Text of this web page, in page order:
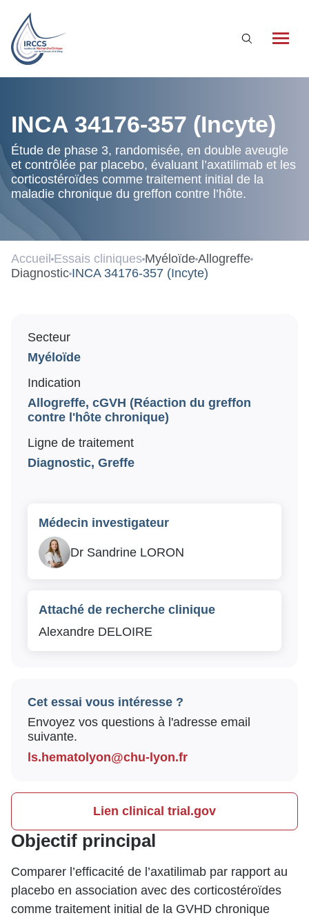
Nos partenaires
La recherche clinique à l’IRCCS
Essais cliniques
Soutenez notre recherche
INCA 34176-357 (Incyte)
Étude de phase 3, randomisée, en double aveugle
et contrôlée par placebo, évaluant l’axatilimab et les
corticostéroïdes comme traitement initial de la
maladie chronique du greffon contre l’hôte.
Accueil Essais cliniques Myéloïde Allogreffe
Diagnostic INCA 34176-357 (Incyte)
Objectif principal
Comparer l’efficacité de l’axatilimab par rapport au
placebo en association avec des corticostéroïdes
comme traitement initial de la GVHD chronique
Secteur
Myéloïde
Indication
Allogreffe, cGVH (Réaction du greffon
contre l'hôte chronique)
Ligne de traitement
Diagnostic, Greffe
Médecin investigateur
Dr Sandrine LORON
Attaché de recherche clinique
Alexandre DELOIRE
Cet essai vous intéresse ?
Envoyez vos questions à l'adresse email
suivante.
ls.hematolyon@chu-lyon.fr
Lien clinical trial.gov